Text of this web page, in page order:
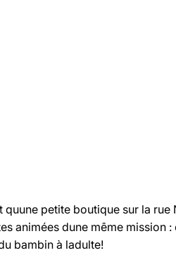
quune petite boutique sur la
dune même mission
bambin à ladulte!